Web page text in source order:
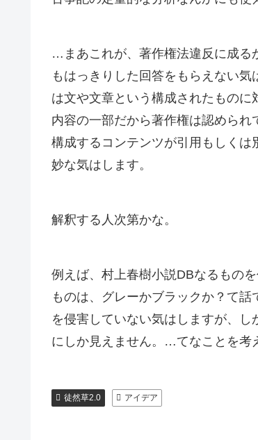
…まあこれが、著作権法違反に成る
もはっきりした回答をもらえない
は文や文章という構成されたもの
内容の一部だから著作権は認めら
構成するコンテンツが引用もしく
妙な気はします。
解釈する人次第かな。
例えば、村上春樹小説DBなるもの
ものは、グレーかブラックか？て
を侵害していない気はしますが、
にしか見えません。…てなことを考
徒然草2.0 アイデア